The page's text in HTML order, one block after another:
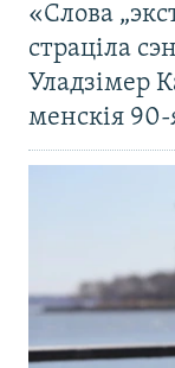
«Слова
страціла
Уладзімер
менскія 90-